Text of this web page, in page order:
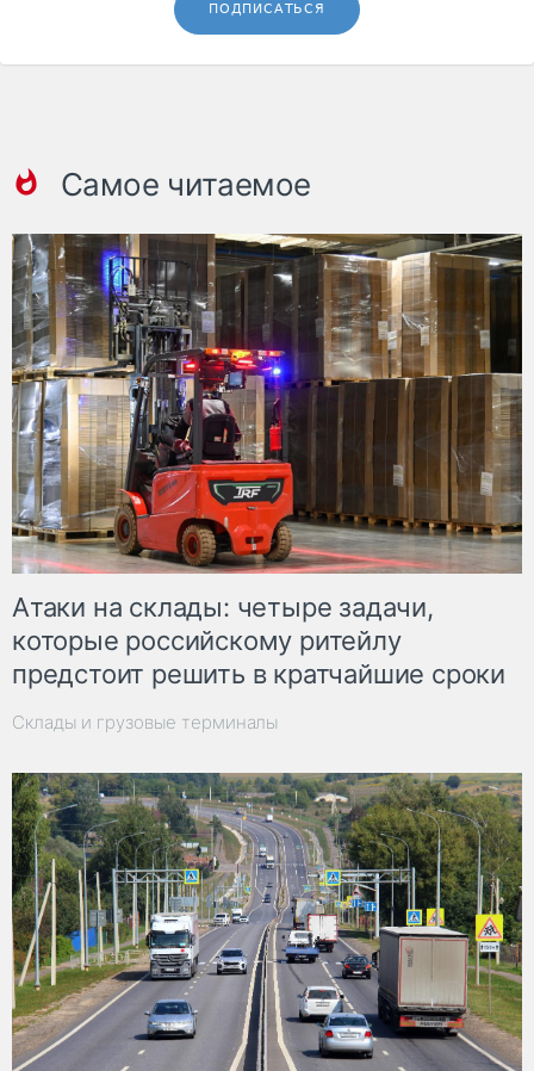
ПОДПИСАТЬСЯ
Самое читаемое
Атаки на склады: четыре задачи,
которые российскому ритейлу
предстоит решить в кратчайшие сроки
Склады и грузовые терминалы